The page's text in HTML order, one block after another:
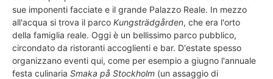
sue imponenti facciate e il grande Palazzo Reale. In mezzo
all'acqua si trova il parco Kungsträdgården, che era l'orto
della famiglia reale. Oggi è un bellissimo parco pubblico,
circondato da ristoranti accoglienti e bar. D'estate spesso
organizzano eventi qui, come per esempio a giugno l'annuale
festa culinaria Smaka på Stockholm (un assaggio di